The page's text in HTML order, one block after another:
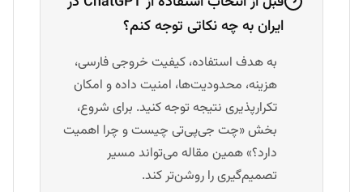
ایران به چه نکاتی توجه کنم؟
به هدف استفاده، کیفیت خروجی فارسی،
هزینه، محدودیت‌ها، امنیت داده و امکان
تکرارپذیری نتیجه توجه کنید. برای شروع،
بخش «چت جی‌پی‌تی چیست و چرا اهمیت
دارد؟» همین مقاله می‌تواند مسیر
تصمیم‌گیری را روشن‌تر کند.